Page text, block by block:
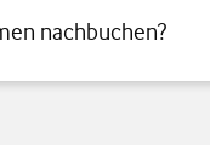
nachbuchen?